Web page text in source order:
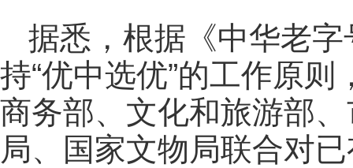
据悉，根据《中华老
持“优中选优”的工作原则
商务部、文化和旅游部
局、国家文物局联合对